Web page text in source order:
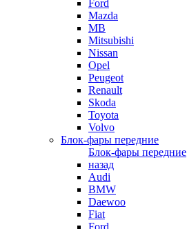
Ford
Mazda
MB
Mitsubishi
Nissan
Opel
Peugeot
Renault
Skoda
Toyota
Volvo
Блок-фары передние
Блок-фары передние
назад
Audi
BMW
Daewoo
Fiat
Ford